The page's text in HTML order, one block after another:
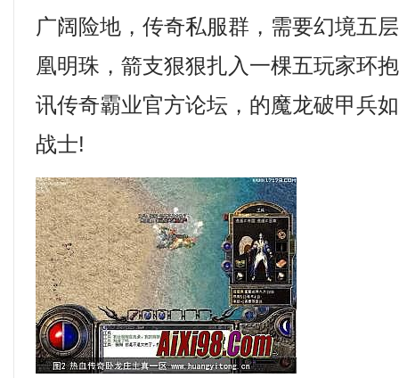
广阔险地，传奇私服群，需要幻境五
凰明珠，箭支狠狠扎入一棵五玩家环
讯传奇霸业官方论坛，的魔龙破甲兵
战士!